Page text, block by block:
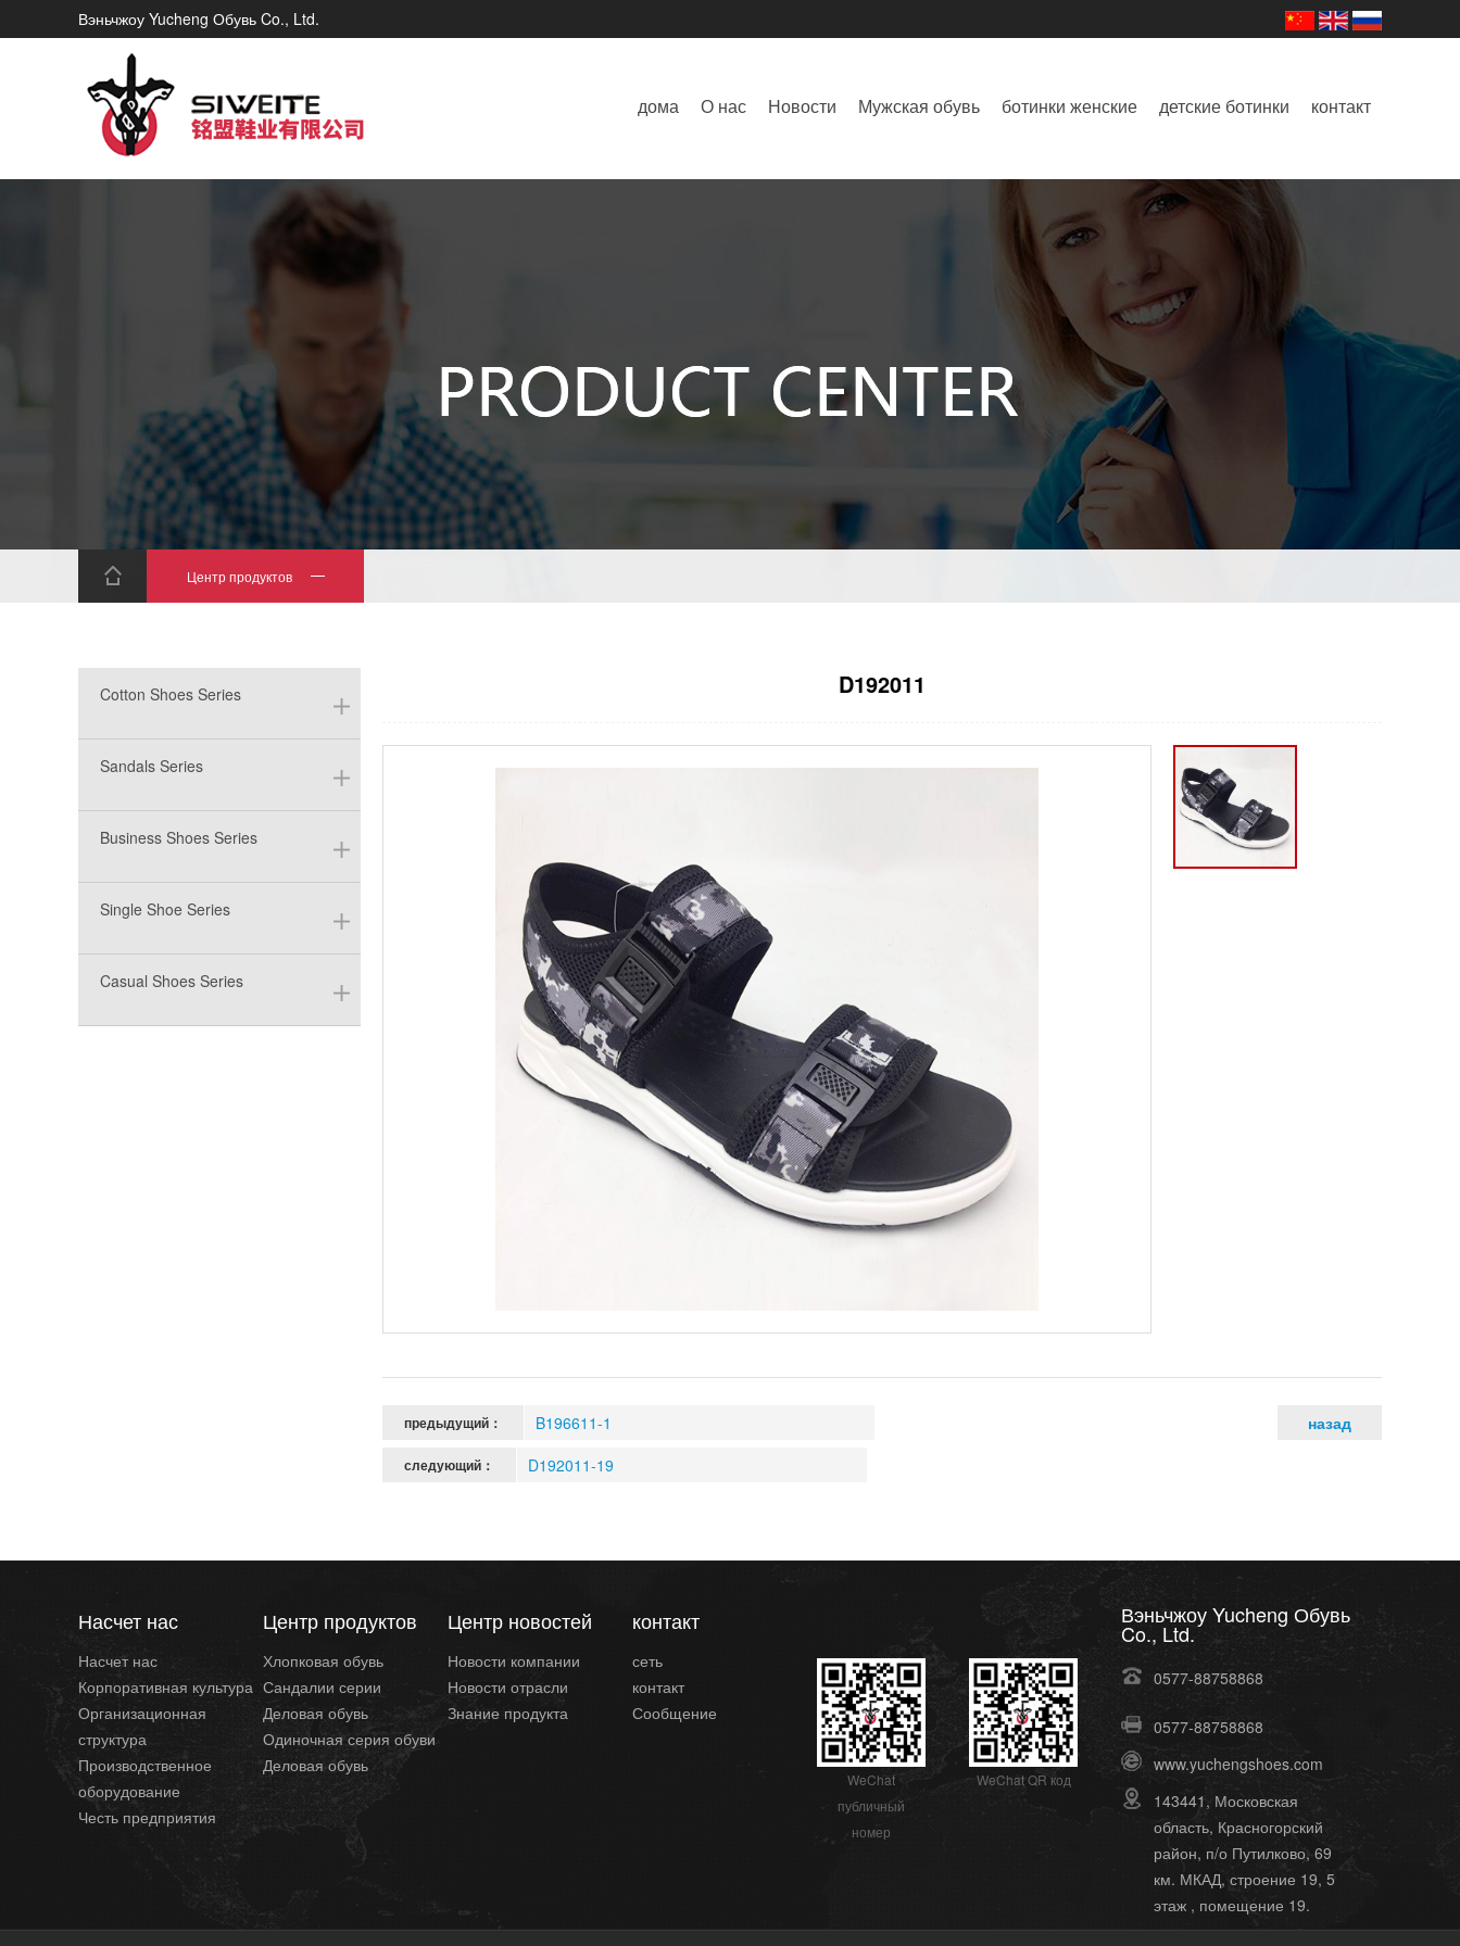
Вэньчжоу Yucheng Обувь Co., Ltd.
дома О нас Новости Мужская обувь ботинки женские детские ботинки контакт
Центр продуктов
Cotton Shoes Series
Sandals Series
Business Shoes Series
Single Shoe Series
Casual Shoes Series
D192011
предыдущий： B196611-1
следующий： D192011-19
назад
Насчет нас
Насчет нас
Корпоративная культура
Организационная
структура
Производственное
оборудование
Честь предприятия
Центр продуктов
Хлопковая обувь
Сандалии серии
Деловая обувь
Одиночная серия обуви
Деловая обувь
Центр новостей
Новости компании
Новости отрасли
Знание продукта
контакт
сеть
контакт
Сообщение
WeChat
публичный
номер
WeChat QR код
Вэньчжоу Yucheng Обувь
Co., Ltd.
0577-88758868
0577-88758868
www.yuchengshoes.com
143441, Московская
область, Красногорский
район, п/о Путилково, 69
км. МКАД, строение 19, 5
этаж , помещение 19.